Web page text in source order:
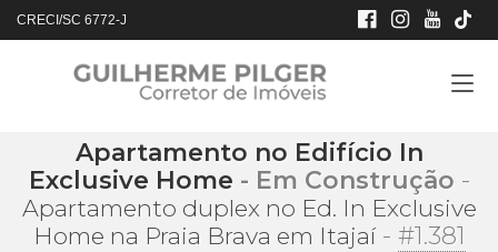
CRECI/SC 6772-J
Apartamento no Edifício In
Exclusive Home - Em Construção -
Apartamento duplex no Ed. In Exclusive
Home na Praia Brava em Itajaí- #1.381